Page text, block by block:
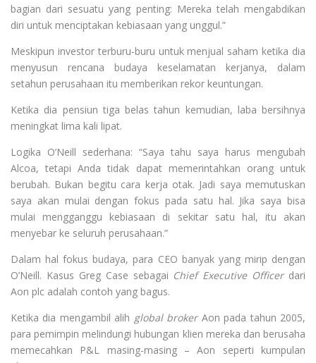
bagian dari sesuatu yang penting: Mereka telah mengabdikan
diri untuk menciptakan kebiasaan yang unggul.”
Meskipun investor terburu-buru untuk menjual saham ketika dia
menyusun rencana budaya keselamatan kerjanya, dalam
setahun perusahaan itu memberikan rekor keuntungan.
Ketika dia pensiun tiga belas tahun kemudian, laba bersihnya
meningkat lima kali lipat.
Logika O’Neill sederhana: “Saya tahu saya harus mengubah
Alcoa, tetapi Anda tidak dapat memerintahkan orang untuk
berubah. Bukan begitu cara kerja otak. Jadi saya memutuskan
saya akan mulai dengan fokus pada satu hal. Jika saya bisa
mulai mengganggu kebiasaan di sekitar satu hal, itu akan
menyebar ke seluruh perusahaan.”
Dalam hal fokus budaya, para CEO banyak yang mirip dengan
O’Neill. Kasus Greg Case sebagai Chief Executive Officerdari
Aon plc adalah contoh yang bagus.
Ketika dia mengambil alih global brokerAon pada tahun 2005,
para pemimpin melindungi hubungan klien mereka dan berusaha
memecahkan P&L masing-masing – Aon seperti kumpulan